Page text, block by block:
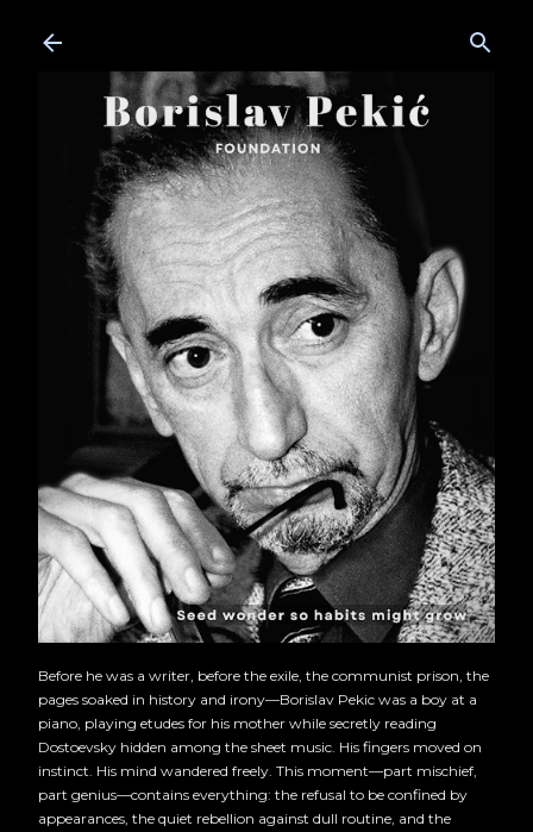
Before he was a writer, before the exile, the communist prison, the
pages soaked in history and irony—Borislav Pekic was a boy at a
piano, playing etudes for his mother while secretly reading
Dostoevsky hidden among the sheet music. His fingers moved on
instinct. His mind wandered freely. This moment—part mischief,
part genius—contains everything: the refusal to be confined by
appearances, the quiet rebellion against dull routine, and the